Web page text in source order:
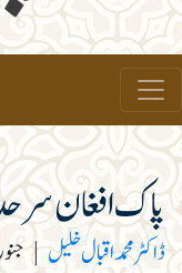
پاک افغان سرحد
ڈاکٹر محمد اقبال خلیل |